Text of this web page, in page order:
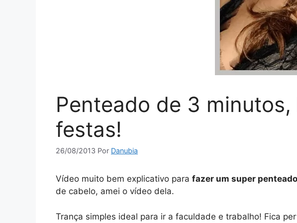
Penteado de 3
festas!
26/08/2013 Por Danubia
Vídeo muito bem explicativo para fazer um super
de cabelo, amei o vídeo dela.
Trança simples ideal para ir a faculdade e trabalho! Fica